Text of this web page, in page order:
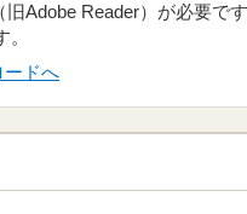
Adobe Reader）が必要で
ードへ